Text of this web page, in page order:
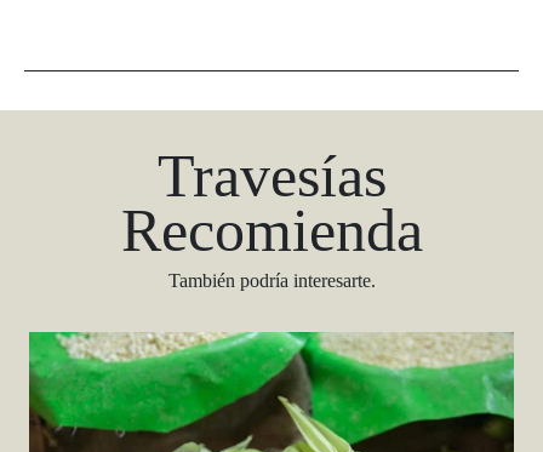
Travesías
Recomienda
También podría interesarte.